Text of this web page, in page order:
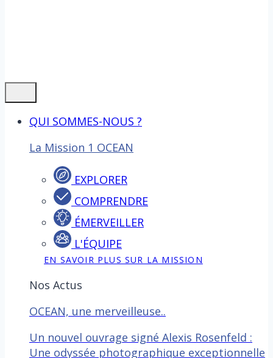
QUI SOMMES-NOUS ?
La Mission 1 OCEAN
EXPLORER
COMPRENDRE
ÉMERVEILLER
L'ÉQUIPE
EN SAVOIR PLUS SUR LA MISSION
Nos Actus
OCEAN, une merveilleuse..
Un nouvel ouvrage signé Alexis Rosenfeld :
Une odyssée photographique exceptionnelle